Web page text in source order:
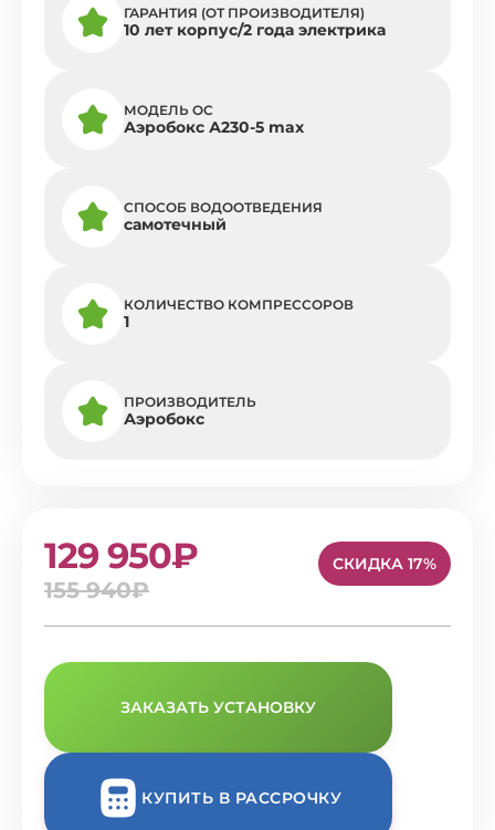
ГАРАНТИЯ (ОТ ПРОИЗВОДИТЕЛЯ)
10 лет корпус/2 года электрика
МОДЕЛЬ ОС
Аэробокс А230-5 max
СПОСОБ ВОДООТВЕДЕНИЯ
самотечный
КОЛИЧЕСТВО КОМПРЕССОРОВ
1
ПРОИЗВОДИТЕЛЬ
Аэробокс
129 950₽
155 940₽
СКИДКА 17%
ЗАКАЗАТЬ УСТАНОВКУ
КУПИТЬ В РАССРОЧКУ